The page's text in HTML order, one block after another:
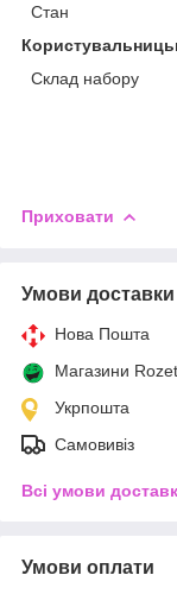
Стан
Склад набору
Приховати
Умови доставки
Нова Пошта
Магазини
Укрпошта
Самовивіз
Всі умови
Умови оплати